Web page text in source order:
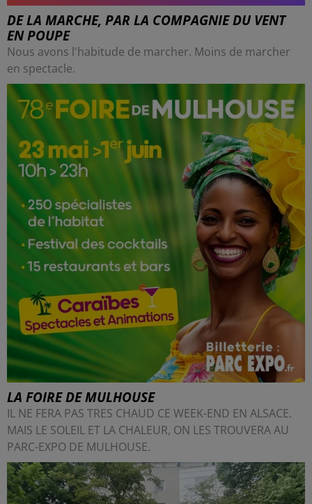
DE LA MARCHE, PAR LA COMPAGNIE DU VENT
EN POUPE
Nous avons l'habitude de marcher. Moins de marcher
en spectacle.
LA FOIRE DE MULHOUSE
IL NE FERA PAS TRES CHAUD CE WEEK-END EN ALSACE.
MAIS LE SOLEIL ET LA CHALEUR, ON LES TROUVERA AU
PARC-EXPO DE MULHOUSE.